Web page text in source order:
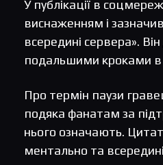
У публікації в
виснаженням і
всередині сервера».
подальшими кроками в
Про термін паузи
подяка фанатам за
нього означають.
ментально та